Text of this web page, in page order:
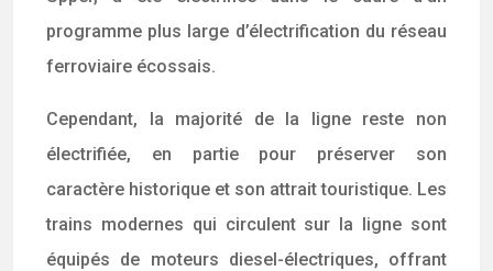
programme plus large d’électrification du réseau
ferroviaire écossais.
Cependant, la majorité de la ligne reste non
électrifiée, en partie pour préserver son
caractère historique et son attrait touristique. Les
trains modernes qui circulent sur la ligne sont
équipés de moteurs diesel-électriques, offrant